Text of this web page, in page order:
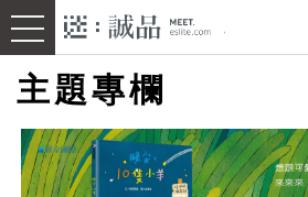
主題專欄